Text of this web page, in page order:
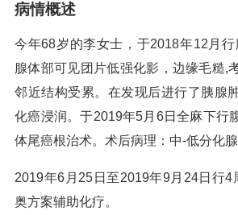
病情概述
今年68岁的李女士，于2018年12月
腺体部可见团片低强化影，边缘毛糙,
邻近结构受累。在发现后进行了胰腺
化癌浸润。于2019年5月6日全麻下行
体尾癌根治术。术后病理：中-低分化腺
2019年6月25日至2019年9月24日行4
奥方案辅助化疗。